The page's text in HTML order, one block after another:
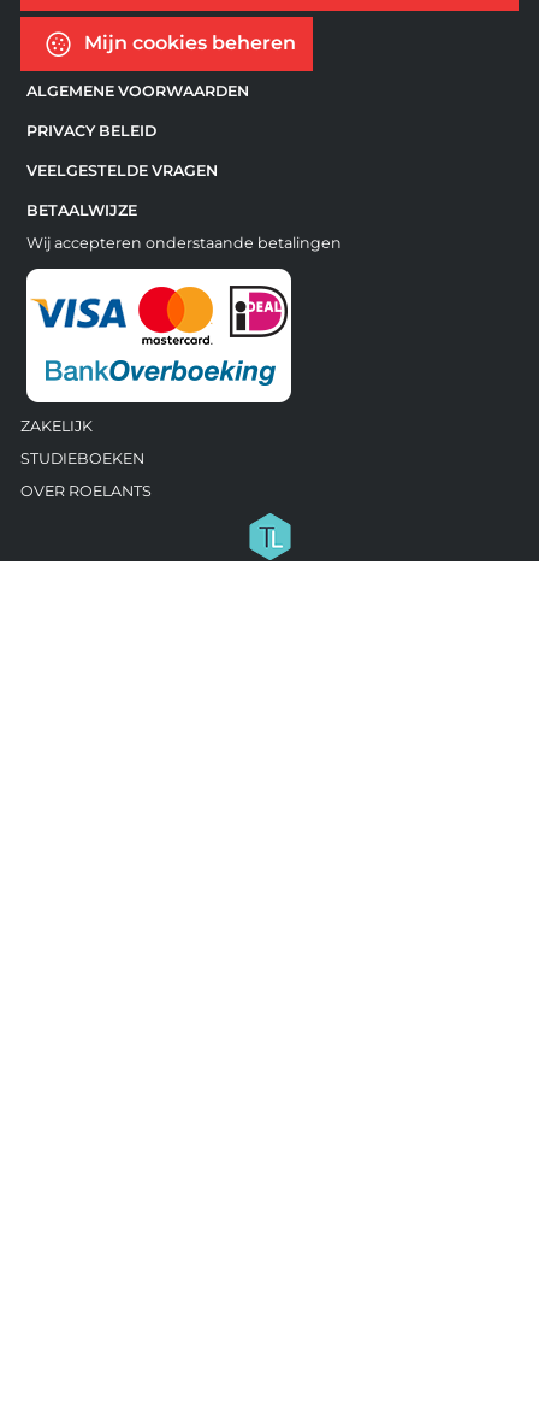
Mijn cookies beheren
ALGEMENE VOORWAARDEN
PRIVACY BELEID
VEELGESTELDE VRAGEN
BETAALWIJZE
Wij accepteren onderstaande betalingen
ZAKELIJK
STUDIEBOEKEN
OVER ROELANTS